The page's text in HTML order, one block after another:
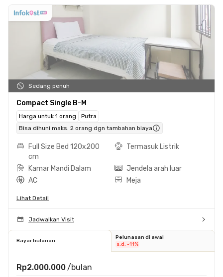
Sedang penuh
Compact Single B-M
Harga untuk 1 orang
Putra
Bisa dihuni maks. 2 orang dgn tambahan biaya
Full Size Bed 120x200
cm
Termasuk Listrik
Kamar Mandi Dalam
Jendela arah luar
AC
Meja
Lihat Detail
Jadwalkan Visit
Bayar bulanan
Pelunasan di awal
s.d. -11%
Rp2.000.000 /bulan